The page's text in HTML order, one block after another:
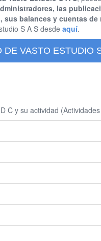
las
sus balances y cuentas de
S A S desde aquí.
DE VASTO ESTUDIO
C y su actividad